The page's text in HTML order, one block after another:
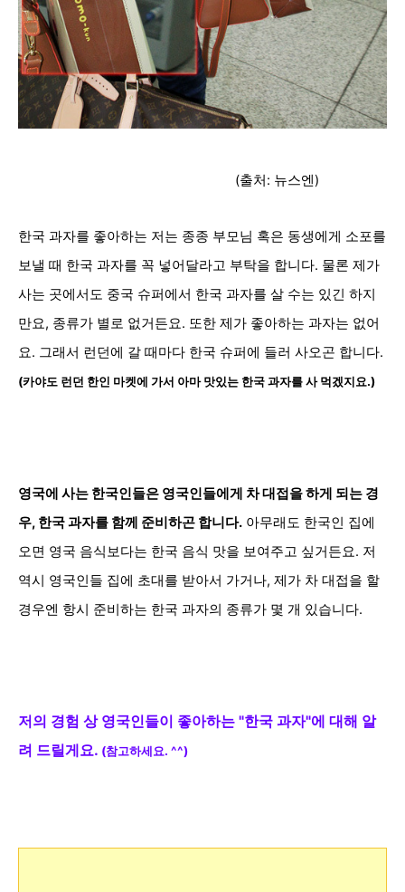
(출처: 뉴스엔)
한국 과자를 좋아하는 저는 종종 부모님 혹은 동생에게 소포를
보낼 때 한국 과자를 꼭 넣어달라고 부탁을 합니다. 물론 제가
사는 곳에서도 중국 슈퍼에서 한국 과자를 살 수는 있긴 하지
만요, 종류가 별로 없거든요. 또한 제가 좋아하는 과자는 없어
요. 그래서 런던에 갈 때마다 한국 슈퍼에 들러 사오곤 합니다.
(카야도 런던 한인 마켓에 가서 아마 맛있는 한국 과자를 사 먹겠지요.)
영국에 사는 한국인들은 영국인들에게 차 대접을 하게 되는 경
우, 한국 과자를 함께 준비하곤 합니다. 아무래도 한국인 집에
오면 영국 음식보다는 한국 음식 맛을 보여주고 싶거든요. 저
역시 영국인들 집에 초대를 받아서 가거나, 제가 차 대접을 할
경우엔 항시 준비하는 한국 과자의 종류가 몇 개 있습니다.
저의 경험 상 영국인들이 좋아하는 "한국 과자"에 대해 알
려 드릴게요. (참고하세요. ^^)